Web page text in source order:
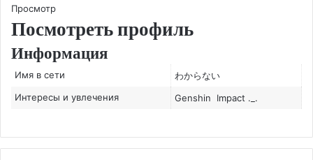
Просмотр
Посмотреть профиль
Информация
Имя в сети
わからない
Интересы и увлечения
Genshin Impact ._.